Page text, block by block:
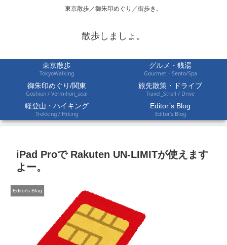
東京散歩／御朱印めぐり／街歩き。
散歩しましょ。
東京散歩
TokyoWalking
グルメ・銭湯
Gourmet・Sento/Spa
御朱印めぐり/関東
Goshiun / Vermilion_seal
旅先散策・ドライブ
Travel_Stroll / Drive
軽登山・ハイキング
Trekking / Hiking
Editor’s Blog
Editor’s Blog
iPad Proで Rakuten UN-LIMITが使えます
よー。
Editor's Blog